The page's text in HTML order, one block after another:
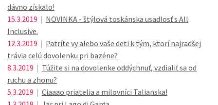
dávno získalo!
15.3.2019 | NOVINKA - štýlová toskánska usadlosť s All
Inclusive.
12.3.2019 | Patríte vy alebo vaše deti k tým, ktorí najradšej
trávia celú dovolenku pri bazéne?
8.3.2019 | Túžite si na dovolenke oddýchnuť, vzdialiť sa od
ruchu a zhonu?
5.3.2019 | Ciaaao priatelia a milovníci Talianska!